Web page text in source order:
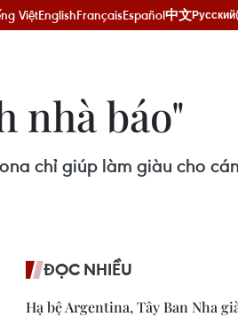
ViệtEnglishFrançaisEspañol中文Русский
nhà báo"
chỉ giúp làm giàu cho
ĐỌC NHIỀU
Hạ bệ Argentina, Tây Ban Nha